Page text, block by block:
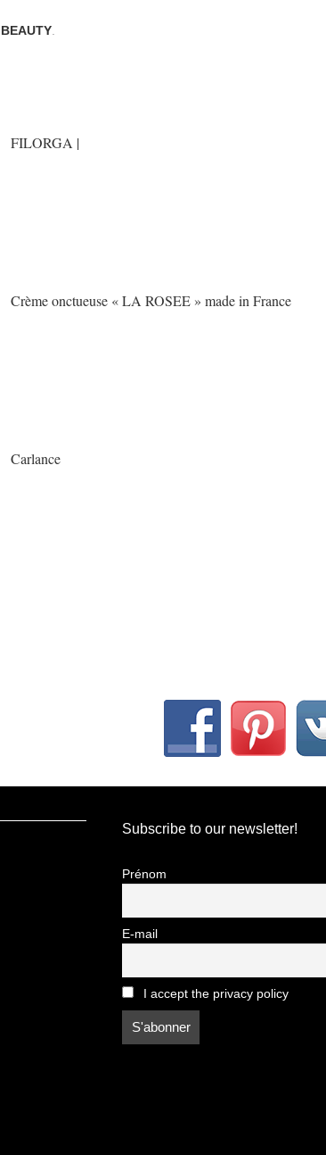
BEAUTY
FILORGA |
Crème onctueuse « LA ROSEE » made in France
Carlance
Subscribe to our newsletter!
Prénom
E-mail
I accept the privacy policy